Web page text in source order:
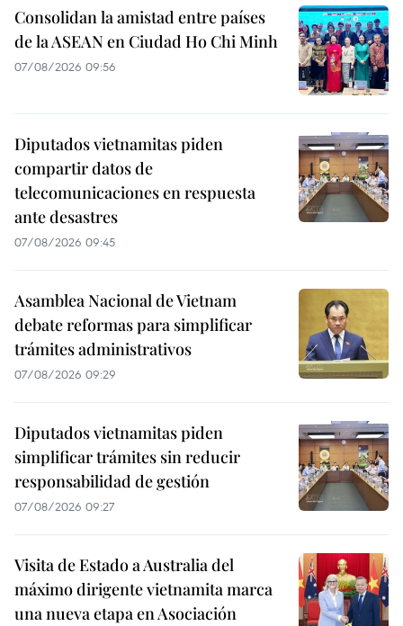
Consolidan la amistad entre países
de la ASEAN en Ciudad Ho Chi Minh
07/08/2026 09:56
Diputados vietnamitas piden
compartir datos de
telecomunicaciones en respuesta
ante desastres
07/08/2026 09:45
Asamblea Nacional de Vietnam
debate reformas para simplificar
trámites administrativos
07/08/2026 09:29
Diputados vietnamitas piden
simplificar trámites sin reducir
responsabilidad de gestión
07/08/2026 09:27
Visita de Estado a Australia del
máximo dirigente vietnamita marca
una nueva etapa en Asociación